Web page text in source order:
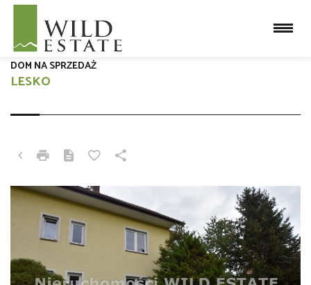
LESKO
DOM NA SPRZEDAŻ